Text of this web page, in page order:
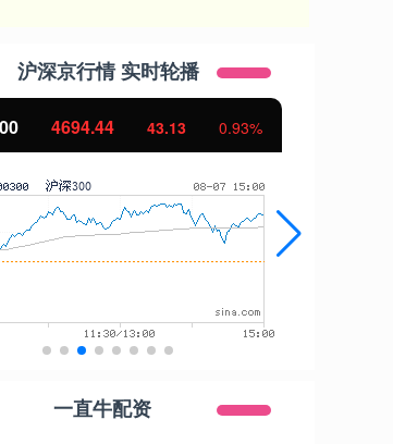
沪深京行情 实时轮播
1134.24 11.37 1.01%
一直牛配资